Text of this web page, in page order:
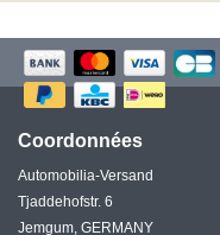
Coordonnées
Automobilia-Versand
Tjaddehofstr. 6
Jemgum, GERMANY